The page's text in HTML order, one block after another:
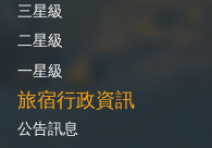
三星級
二星級
一星級
旅宿行政資訊
公告訊息